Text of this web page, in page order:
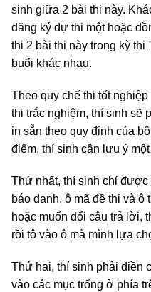
sinh giữa 2 bài thi này.
đăng ký dự thi một hoặc
thi 2 bài thi này trong kỳ thi
buổi khác nhau.
Theo quy chế thi tốt
thi trắc nghiệm, thí sinh sẽ
in sẵn theo quy định của
điểm, thí sinh cần lưu ý
Thứ nhất, thí sinh chỉ được
báo danh, ô mã đề thi và
hoặc muốn đổi câu trả lời,
rồi tô vào ô mà mình lựa
Thứ hai, thí sinh phải điền
vào các mục trống ở phía